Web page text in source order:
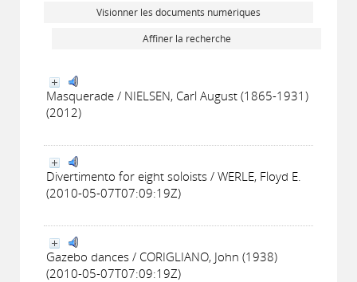
Visionner les documents numériques
Affiner la recherche
Masquerade / NIELSEN, Carl August (1865-1931)
(2012)
Divertimento for eight soloists / WERLE, Floyd E.
(2010-05-07T07:09:19Z)
Gazebo dances / CORIGLIANO, John (1938)
(2010-05-07T07:09:19Z)